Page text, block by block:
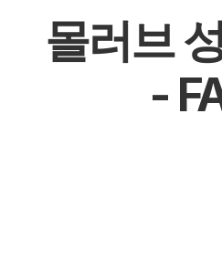
몰러브
-